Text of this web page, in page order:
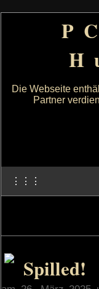
Die Webseite
Partner
⋮⋮⋮
Spilled!